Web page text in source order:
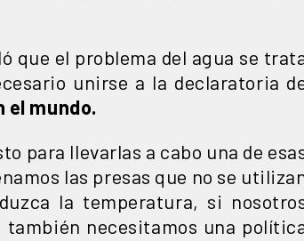
que el problema del agua se
unirse a la declaratoria
el mundo.
para llevarlas a cabo una de
las presas que no se
la temperatura, si
necesitamos una